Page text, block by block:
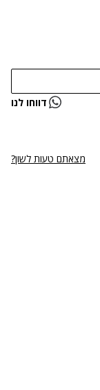
דווחו לנו
מצאתם טעות לשון?